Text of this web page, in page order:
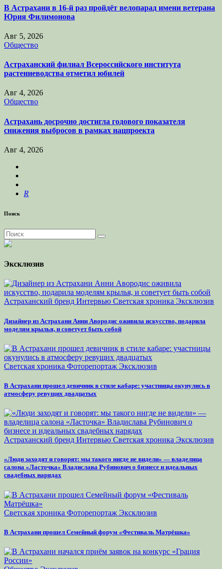
В Астрахани в 16-й раз пройдёт велопарад имени ветерана
Юрия Филимонова
Авг 5, 2026
Общество
Астраханский филиал Всероссийского института
растениеводства отметил юбилей
Авг 4, 2026
Общество
Астрахань досрочно достигла годового показателя
снижения выбросов в рамках нацпроекта
Авг 4, 2026
R
Поиск
Эксклюзив
Астраханский бренд Интервью Светская хроника Эксклюзив
Дизайнер из Астрахани Анни Авородис оживила искусство, подарила
моделям крылья, и советует быть собой
Светская хроника Фоторепортаж Эксклюзив
В Астрахани прошел девичник в стиле кабаре: участницы окунулись в
атмосферу ревущих двадцатых
Астраханский бренд Интервью Светская хроника Эксклюзив
«Люди заходят и говорят: мы такого нигде не видели» — владелица
салона «Ласточка» Владислава Рубинович о бизнесе и идеальных
свадебных нарядах
Светская хроника Фоторепортаж Эксклюзив
В Астрахани прошел Семейный форум «Фестиваль Матрёшка»